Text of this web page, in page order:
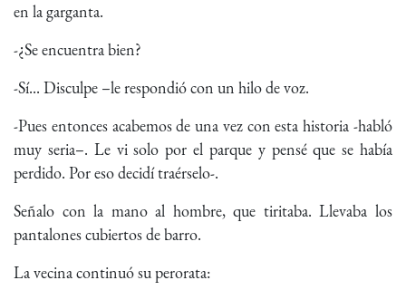
en la garganta.
-¿Se encuentra bien?
-Sí... Disculpe –le respondió con un hilo de voz.
-Pues entonces acabemos de una vez con esta historia -habló
muy seria–. Le vi solo por el parque y pensé que se había
perdido. Por eso decidí traérselo-.
Señalo con la mano al hombre, que tiritaba. Llevaba los
pantalones cubiertos de barro.
La vecina continuó su perorata: